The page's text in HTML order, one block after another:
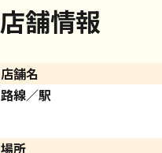
店舗情報
店舗名
路線／駅
場所